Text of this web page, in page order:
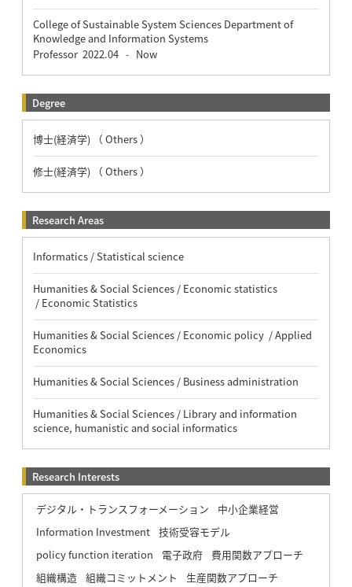
College of Sustainable System Sciences Department of
Knowledge and Information Systems
Professor 2022.04 - Now
Degree
博士(経済学) （ Others ）
修士(経済学) （ Others ）
Research Areas
Informatics / Statistical science
Humanities & Social Sciences / Economic statistics
/ Economic Statistics
Humanities & Social Sciences / Economic policy / Applied
Economics
Humanities & Social Sciences / Business administration
Humanities & Social Sciences / Library and information
science, humanistic and social informatics
Research Interests
デジタル・トランスフォーメーション
中小企業経営
Information Investment 技術受容モデル
policy function iteration
電子政府
費用関数アプローチ
組織構造 組織コミットメント
生産関数アプローチ